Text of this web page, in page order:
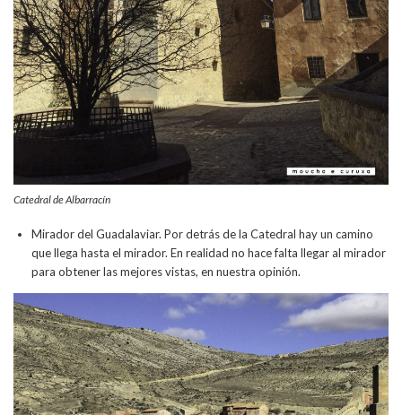
Catedral de Albarracín
Mirador del Guadalaviar. Por detrás de la Catedral hay un camino
que llega hasta el mirador. En realidad no hace falta llegar al mirador
para obtener las mejores vistas, en nuestra opinión.